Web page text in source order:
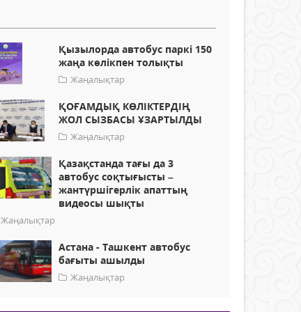
Қызылорда автобус паркі 150
жаңа көлікпен толықты
Жаңалықтар
ҚОҒАМДЫҚ КӨЛІКТЕРДІҢ
ЖОЛ СЫЗБАСЫ ҰЗАРТЫЛДЫ
Жаңалықтар
Қазақстанда тағы да 3
автобус соқтығысты –
жантүршігерлік апаттың
видеосы шықты
Жаңалықтар
Астана - Ташкент автобус
бағыты ашылды
Жаңалықтар